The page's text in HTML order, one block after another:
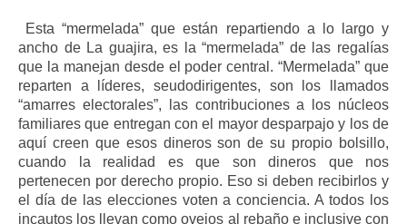
Esta “mermelada” que están repartiendo a lo largo y
ancho de La guajira, es la “mermelada” de las regalías
que la manejan desde el poder central. “Mermelada” que
reparten a líderes, seudodirigentes, son los llamados
“amarres electorales”, las contribuciones a los núcleos
familiares que entregan con el mayor desparpajo y los de
aquí creen que esos dineros son de su propio bolsillo,
cuando la realidad es que son dineros que nos
pertenecen por derecho propio. Eso si deben recibirlos y
el día de las elecciones voten a conciencia. A todos los
incautos los llevan como ovejos al rebaño e inclusive con